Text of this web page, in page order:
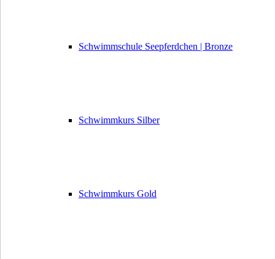
Schwimmschule Seepferdchen | Bronze
Schwimmkurs Silber
Schwimmkurs Gold